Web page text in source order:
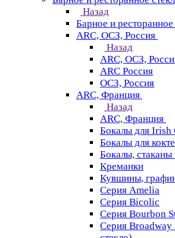
Назад
Барное и ресторанное
ARC, ОСЗ, Россия
Назад
ARC, ОСЗ,
ARC Россия
ОСЗ, Россия
ARC, Франция
Назад
ARC, Франция
Бокалы для Irish
Бокалы для
Бокалы,
Креманки
Кувшины,
Серия Amelia
Серия Bicolic
Серия Bourbon
Серия